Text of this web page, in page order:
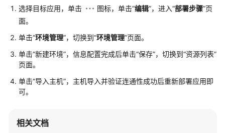
户
指
最
佳
践
参
考
选择目标应用，单击 图标，单击“编辑”，进入“部署步骤”页
面。
单击“环境管理”，切换到“环境管理”页面。
单击“新建环境”，信息配置完成后单击“保存”，切换到“资源列表”
页面。
单击“导入主机”，主机导入并验证连通性成功后重新部署应用即
可。
相关文档